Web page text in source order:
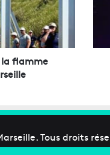
la flamme
n
s
n
p
. Tous droits